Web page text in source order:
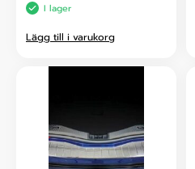
I lager
Lägg till i varukorg